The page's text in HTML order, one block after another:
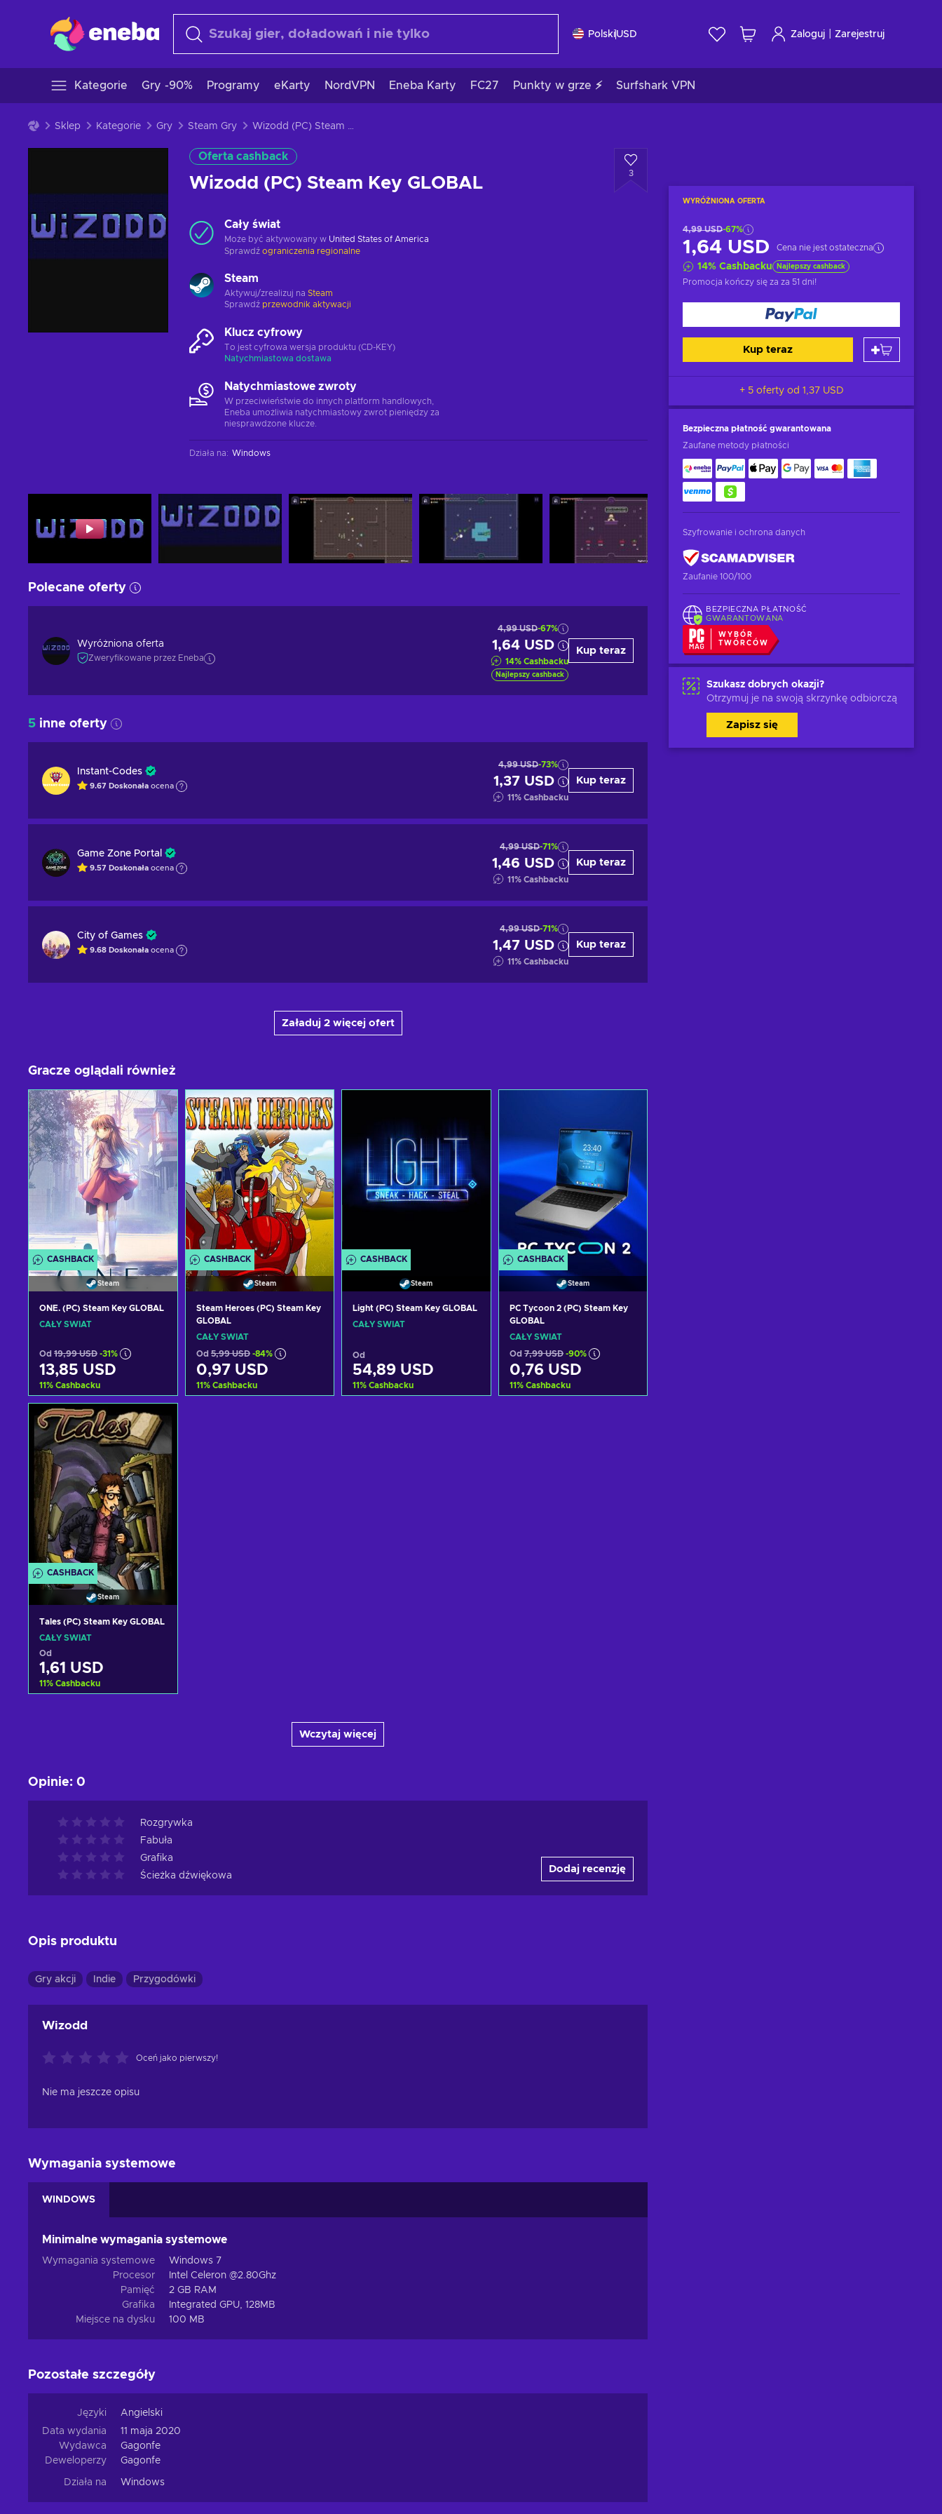
PolskiUSD Zaloguj Zarejestruj
Kategorie Gry -90% Programy eKarty NordVPN Eneba Karty FC27 Punkty w grze ⚡ Surfshark VPN
Sklep Kategorie Gry Steam Gry Wizodd (PC) Steam Key GLOBAL
Oferta cashback
Wizodd (PC) Steam Key GLOBAL
3
WYRÓŻNIONA OFERTA
4,99 USD-67%
1,64 USD Cena nie jest ostateczna
14% Cashbacku Najlepszy cashback
Promocja kończy się za za 51 dni!
Kup teraz
+ 5 oferty od 1,37 USD
Bezpieczna płatność gwarantowana
Zaufane metody płatności
Szyfrowanie i ochrona danych
Zaufanie 100/100
BEZPIECZNA PŁATNOŚĆ
GWARANTOWANA
WYBÓR
TWÓRCÓW
Szukasz dobrych okazji?
Otrzymuj je na swoją skrzynkę odbiorczą
Zapisz się
Cały świat
Może być aktywowany w United States of America
Sprawdź ograniczenia regionalne
Steam
Aktywuj/zrealizuj na Steam
Sprawdź przewodnik aktywacji
Klucz cyfrowy
To jest cyfrowa wersja produktu (CD-KEY)
Natychmiastowa dostawa
Natychmiastowe zwroty
W przeciwieństwie do innych platform handlowych,
Eneba umożliwia natychmiastowy zwrot pieniędzy za
niesprawdzone klucze.
Działa na: Windows
Polecane oferty
Wyróżniona oferta
Zweryfikowane przez Eneba
4,99 USD-67%
1,64 USD
14% Cashbacku
Najlepszy cashback
Kup teraz
5 inne oferty
Instant-Codes
9.67 Doskonała ocena
4,99 USD-73%
1,37 USD
11% Cashbacku
Kup teraz
Game Zone Portal
9.57 Doskonała ocena
4,99 USD-71%
1,46 USD
11% Cashbacku
Kup teraz
City of Games
9.68 Doskonała ocena
4,99 USD-71%
1,47 USD
11% Cashbacku
Kup teraz
Załaduj 2 więcej ofert
Gracze oglądali również
CASHBACK
Steam
ONE. (PC) Steam Key GLOBAL
CAŁY ŚWIAT
Od 19,99 USD -31%
13,85 USD
11% Cashbacku
Dodaj do koszyka
Zobacz oferty
CASHBACK
Steam
Steam Heroes (PC) Steam Key
GLOBAL
CAŁY ŚWIAT
Od 5,99 USD -84%
0,97 USD
11% Cashbacku
CASHBACK
Steam
Light (PC) Steam Key GLOBAL
CAŁY ŚWIAT
Od
54,89 USD
11% Cashbacku
CASHBACK
Steam
PC Tycoon 2 (PC) Steam Key
GLOBAL
CAŁY ŚWIAT
Od 7,99 USD -90%
0,76 USD
11% Cashbacku
CASHBACK
Steam
Tales (PC) Steam Key GLOBAL
CAŁY ŚWIAT
Od
1,61 USD
11% Cashbacku
Wczytaj więcej
Opinie: 0
Rozgrywka
Fabuła
Grafika
Ścieżka dźwiękowa
Dodaj recenzję
Opis produktu
Gry akcji Indie Przygodówki
Wizodd
Oceń jako pierwszy!
Nie ma jeszcze opisu
Wymagania systemowe
WINDOWS
Minimalne wymagania systemowe
Wymagania systemowe
Windows 7
Procesor
Intel Celeron @2.80Ghz
Pamięć
2 GB RAM
Grafika
Integrated GPU, 128MB
Miejsce na dysku
100 MB
Pozostałe szczegóły
Języki
Angielski
Data wydania
11 maja 2020
Wydawca
Gagonfe
Deweloperzy
Gagonfe
Działa na Windows